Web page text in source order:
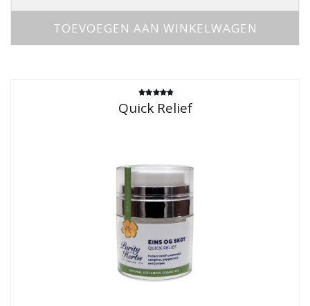
TOEVOEGEN AAN WINKELWAGEN
4.33
uit 5
Quick Relief